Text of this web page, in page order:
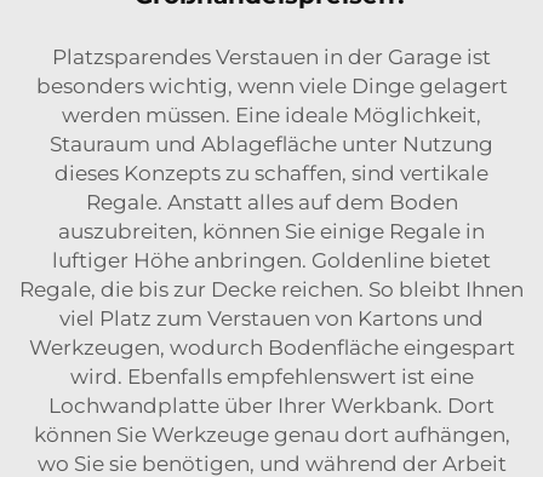
Platzsparendes Verstauen in der Garage ist
besonders wichtig, wenn viele Dinge gelagert
werden müssen. Eine ideale Möglichkeit,
Stauraum und Ablagefläche unter Nutzung
dieses Konzepts zu schaffen, sind vertikale
Regale. Anstatt alles auf dem Boden
auszubreiten, können Sie einige Regale in
luftiger Höhe anbringen. Goldenline bietet
Regale, die bis zur Decke reichen. So bleibt Ihnen
viel Platz zum Verstauen von Kartons und
Werkzeugen, wodurch Bodenfläche eingespart
wird. Ebenfalls empfehlenswert ist eine
Lochwandplatte über Ihrer Werkbank. Dort
können Sie Werkzeuge genau dort aufhängen,
wo Sie sie benötigen, und während der Arbeit